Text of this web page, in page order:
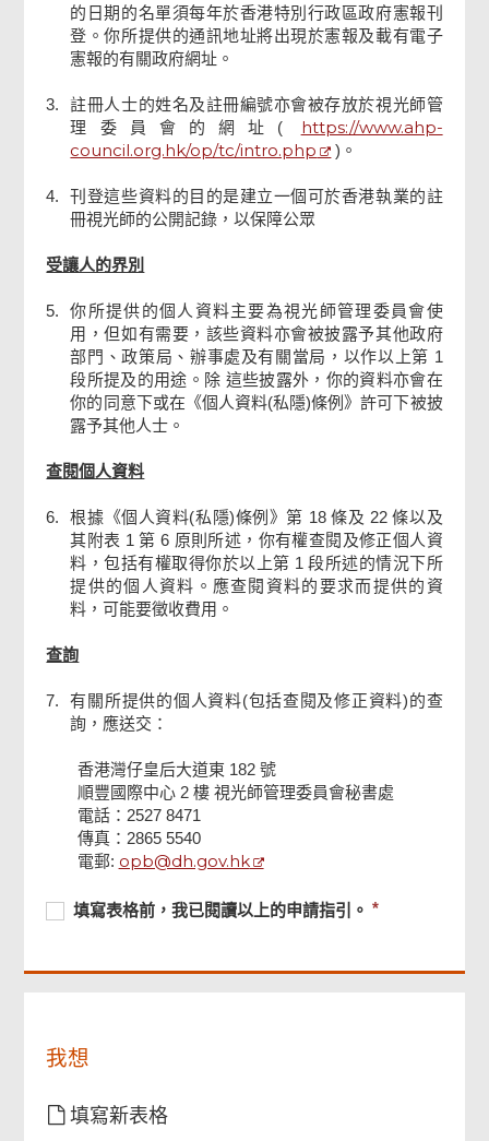
的日期的名單須每年於香港特別行政區政府憲報刊
登。你所提供的通訊地址將出現於憲報及載有電子
憲報的有關政府網址。
3.
註冊人士的姓名及註冊編號亦會被存放於視光師管
理委員會的網址( https://www.ahp-
council.org.hk/op/tc/intro.php
)。
4.
刊登這些資料的目的是建立一個可於香港執業的註
冊視光師的公開記錄，以保障公眾
受讓人的界別
5.
你所提供的個人資料主要為視光師管理委員會使
用，但如有需要，該些資料亦會被披露予其他政府
部門、政策局、辦事處及有關當局，以作以上第 1
段所提及的用途。除 這些披露外，你的資料亦會在
你的同意下或在《個人資料(私隱)條例》許可下被披
露予其他人士。
查閱個人資料
6.
根據《個人資料(私隱)條例》第 18 條及 22 條以及
其附表 1 第 6 原則所述，你有權查閱及修正個人資
料，包括有權取得你於以上第 1 段所述的情況下所
提供的個人資料。應查閱資料的要求而提供的資
料，可能要徵收費用。
查詢
7.
有關所提供的個人資料(包括查閱及修正資料)的查
詢，應送交：
香港灣仔皇后大道東 182 號
順豐國際中心 2 樓 視光師管理委員會秘書處
電話：2527 8471
傳真：2865 5540
電郵: opb@dh.gov.hk
填
格
已
閱
以
必
供
填寫表格前，我已閱讀以上的申請指引。
必
供
我想
填寫新表格